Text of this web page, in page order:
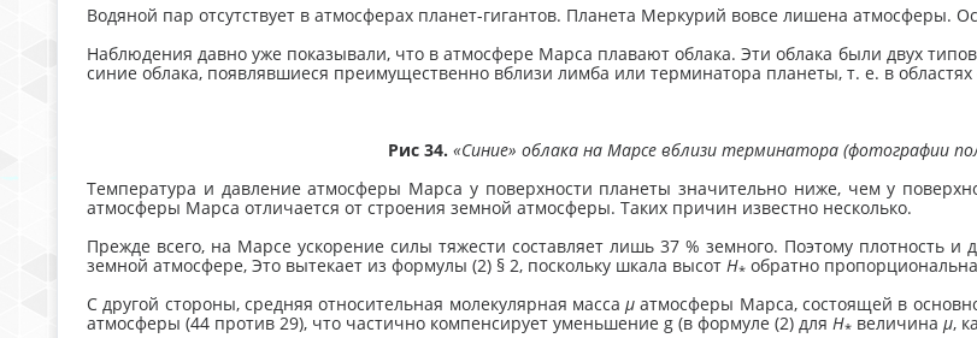
Водяной пар отсутствует в атмосферах планет-гигантов. Планета Меркурий вовсе лишена атмосферы.
Наблюдения давно уже показывали, что в атмосфере Марса плавают облака. Эти облака были двух
синие облака, появлявшиеся преимущественно вблизи лимба или терминатора планеты, т. е. в
Рис 34. «Синие» облака на Марсе вблизи терминатора (фотографии
Температура и давление атмосферы Марса у поверхности планеты значительно ниже, чем у
атмосферы Марса отличается от строения земной атмосферы. Таких причин известно несколько.
Прежде всего, на Марсе ускорение силы тяжести составляет лишь 37 % земного. Поэтому
земной атмосфере, Это вытекает из формулы (2) § 2, поскольку шкала высот Н* обратно
С другой стороны, средняя относительная молекулярная массаμ атмосферы Марса, состоящей в
атмосферы (44 против 29), что частично компенсирует уменьшение g (в формуле (2) для Н* величина μ,